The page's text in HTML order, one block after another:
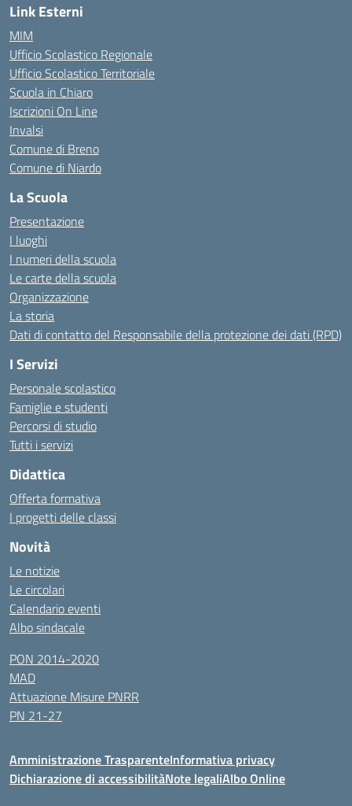
Link Esterni
MIM
Ufficio Scolastico Regionale
Ufficio Scolastico Territoriale
Scuola in Chiaro
Iscrizioni On Line
Invalsi
Comune di Breno
Comune di Niardo
La Scuola
Presentazione
I luoghi
I numeri della scuola
Le carte della scuola
Organizzazione
La storia
Dati di contatto del Responsabile della protezione dei dati (RPD)
I Servizi
Personale scolastico
Famiglie e studenti
Percorsi di studio
Tutti i servizi
Didattica
Offerta formativa
I progetti delle classi
Novità
Le notizie
Le circolari
Calendario eventi
Albo sindacale
PON 2014-2020
MAD
Attuazione Misure PNRR
PN 21-27
Amministrazione TrasparenteInformativa privacy
Dichiarazione di accessibilitàNote legaliAlbo Online